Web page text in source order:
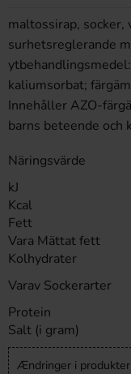
maltossirap, socker,
surhetsreglerande
kaliumsorbat;
Innehåller AZO-
barns beteende och
Näringsvärde
kJ
Kcal
Fett
Vara Mättat fett
Kolhydrater
Varav Sockerarter
Protein
Salt (i gram)
Ændringer i